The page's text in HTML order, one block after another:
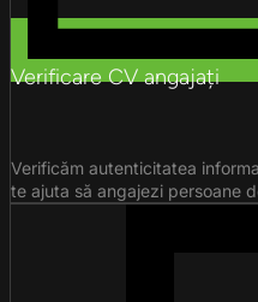
Verificare CV angajați
Verificăm autenticitatea
te ajuta să angajezi persoane